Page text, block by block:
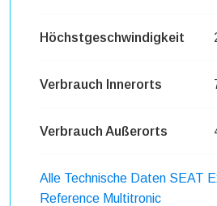
Höchstgeschwindigkeit
Verbrauch Innerorts
Verbrauch Außerorts
Alle Technische Daten SEAT
Reference Multitronic